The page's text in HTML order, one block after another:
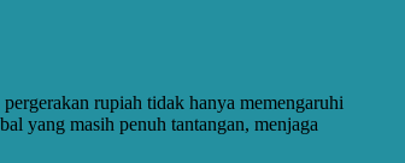
rupiah tidak hanya memengaruhi
yang masih penuh tantangan, menjaga